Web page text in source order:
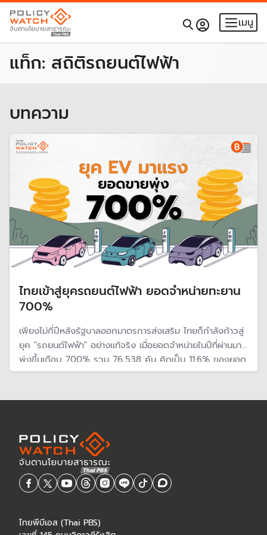
เมนู
แท็ก: สถิติรถยนต์ไฟฟ้า
บทความ
ไทยเข้าสู่ยุครถยนต์ไฟฟ้า ยอดจำหน่ายทะยาน
700%
เพียงไม่กี่ปีหลังรัฐบาลออกมาตรการส่งเสริม ไทยก็กำลังก้าวสู่
ยุค "รถยนต์ไฟฟ้า" อย่างแท้จริง เมื่อยอดจำหน่ายในปีที่ผ่านมา
พุ่งขึ้นเกือบ 700% รวม 76,538 คัน คิดเป็น 11.6% ของยอด
จำหน่ายรถยนต์ทั้งหมด ขณะที่แบรนด์จากจีนกวาดส่วนแบ่ง
ไทยพีบีเอส (Thai PBS)